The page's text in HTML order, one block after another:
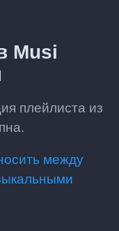
Musi
плейлиста из
между